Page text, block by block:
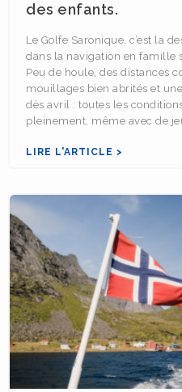
des enfants.
Le Golfe Saronique, c’est la
dans la navigation en famille
Peu de houle, des distances
mouillages bien abrités et
dès avril : toutes les
pleinement, même avec de
LIRE L'ARTICLE >